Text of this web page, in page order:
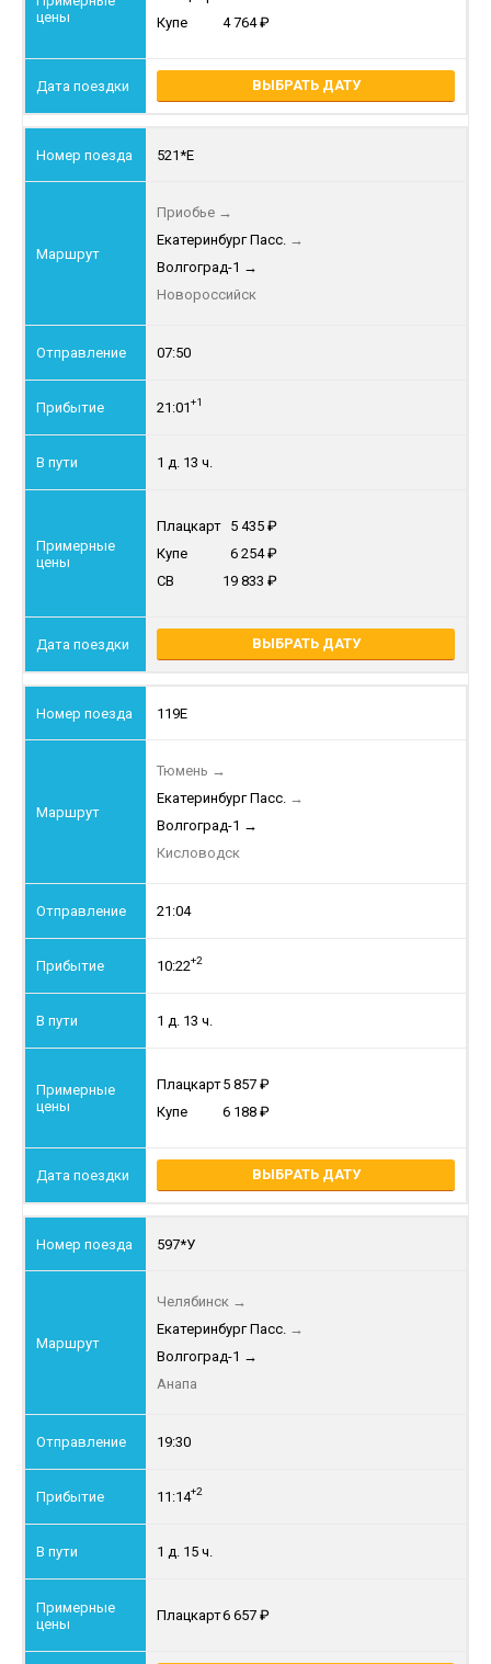
Купе
4 764
ВЫБРАТЬ ДАТУ
521*Е
Приобье →
Екатеринбург Пасс. →
Волгоград-1 →
Новороссийск
07:50
21:01+1
1 д. 13 ч.
Плацкарт 5 435
Купе
6 254
СВ
19 833
ВЫБРАТЬ ДАТУ
119Е
Тюмень →
Екатеринбург Пасс. →
Волгоград-1 →
Кисловодск
21:04
10:22+2
1 д. 13 ч.
Плацкарт5 857
Купе
6 188
ВЫБРАТЬ ДАТУ
597*У
Челябинск →
Екатеринбург Пасс. →
Волгоград-1 →
Анапа
19:30
11:14+2
1 д. 15 ч.
Плацкарт6 657